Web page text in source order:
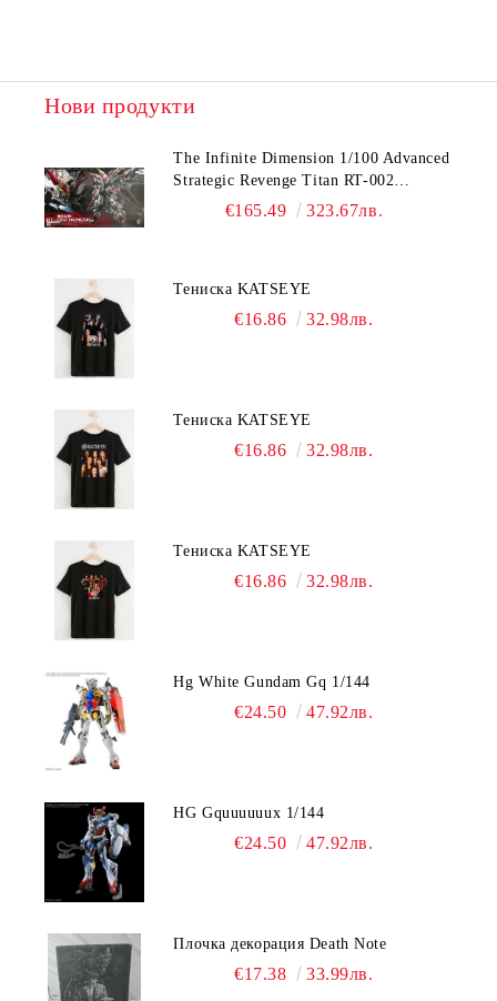
Нови продукти
The Infinite Dimension 1/100 Advanced
Strategic Revenge Titan RT-002
Nemesis€165.49 323.67лв.
Тениска KATSEYE
€16.86 32.98лв.
Тениска KATSEYE
€16.86 32.98лв.
Тениска KATSEYE
€16.86 32.98лв.
Hg White Gundam Gq 1/144
€24.50 47.92лв.
HG Gquuuuuux 1/144
€24.50 47.92лв.
Плочка декорация Death Note
€17.38 33.99лв.